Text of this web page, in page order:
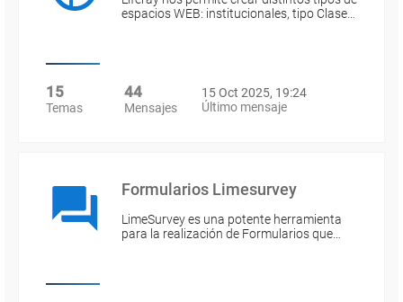
espacios WEB: institucionales, tipo Clase…
15
Temas
44
Mensajes
15 Oct 2025, 19:24
Último mensaje
Formularios Limesurvey
LimeSurvey es una potente herramienta
para la realización de Formularios que…